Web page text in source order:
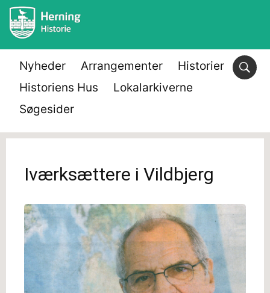
Nyheder Arrangementer
Historier
Historiens Hus
Lokalarkiverne
Søgesider
Iværksættere i Vildbjerg